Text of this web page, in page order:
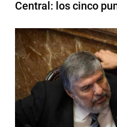
Central: los cinco